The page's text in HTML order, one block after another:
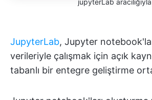
jupyterLab aracılığıyla
JupyterLab, Jupyter
verileriyle çalışmak için açık
tabanlı bir entegre geliştirme